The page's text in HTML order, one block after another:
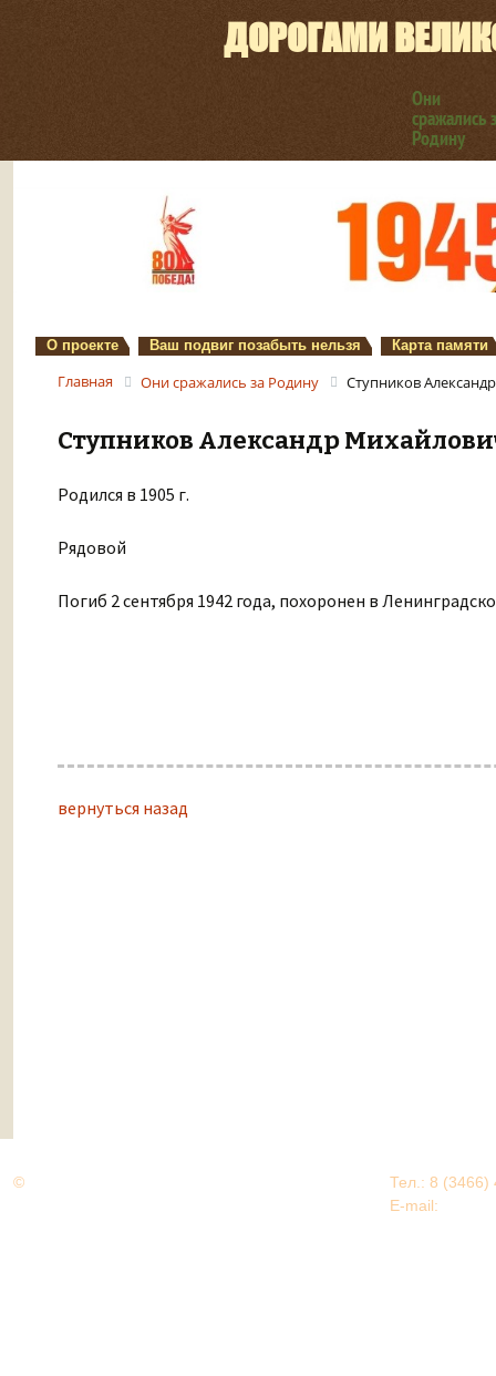
ДОРОГАМИ
Они
сражались
Родину
О проекте Ваш подвиг позабыть нельзя Карта памяти
Главная Они сражались за Родину Ступников
Ступников Александр
Родился в 1905 г.
Рядовой
Погиб 2 сентября 1942 года, похоронен в
вернуться назад
©
Тел.: 8 (3466)
E-mail: